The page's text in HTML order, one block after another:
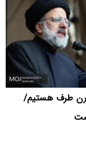
طرف هستیم/